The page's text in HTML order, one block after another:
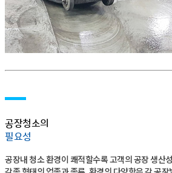
공장청소의
필요성
공장내 청소 환경이 쾌적할수록 고객의 공장 생산